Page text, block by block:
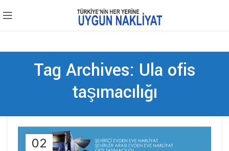
Tag Archives: Ula ofis
taşımacılığı
02